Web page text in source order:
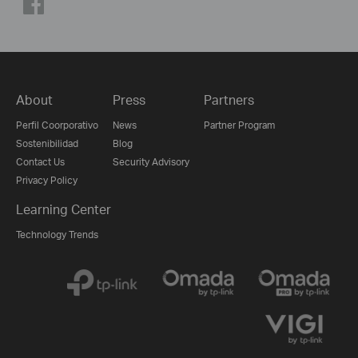
About
Perfil Coorporativo
Sostenibilidad
Contact Us
Privacy Policy
Press
News
Blog
Security Advisory
Partners
Partner Program
Learning Center
Technology Trends